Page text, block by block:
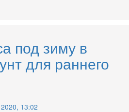
под зиму в
для раннего
13:02